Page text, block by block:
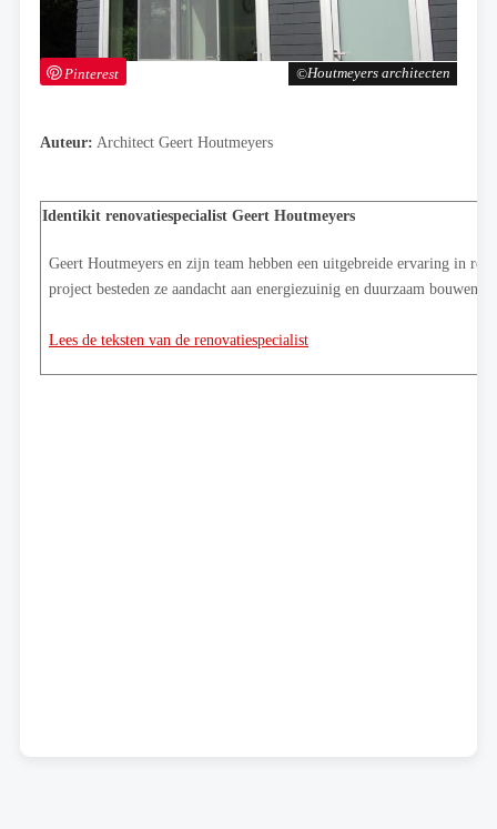
Houtmeyers architecten
Pinterest
Auteur: Architect Geert Houtmeyers
Identikit renovatiespecialist Geert Houtmeyers
Geert Houtmeyers en zijn team hebben een uitgebreide ervaring in
project besteden ze aandacht aan energiezuinig en duurzaam bouwen.
Lees de teksten van de renovatiespecialist